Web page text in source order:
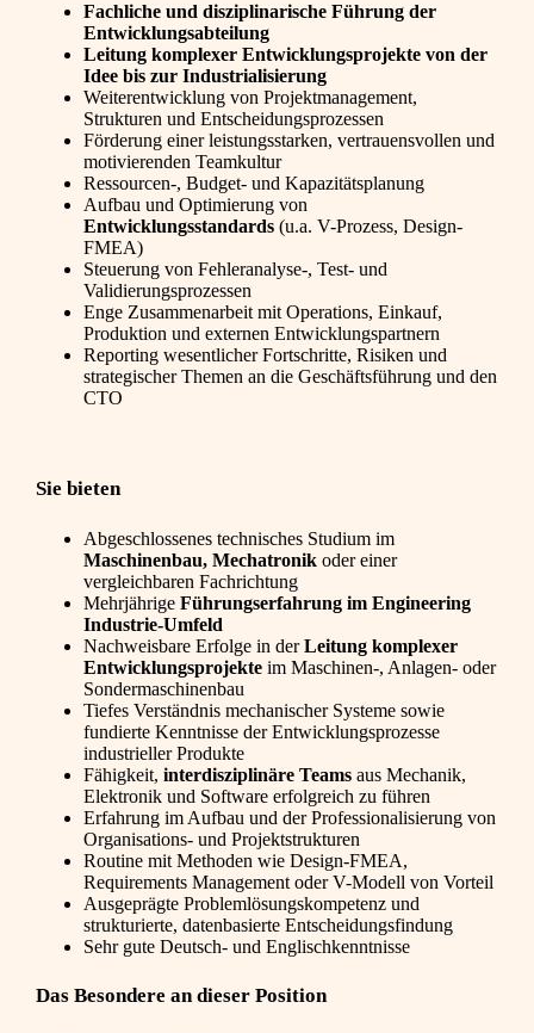
Fachliche und disziplinarische Führung der
Entwicklungsabteilung
Leitung komplexer Entwicklungsprojekte von der
Idee bis zur Industrialisierung
Weiterentwicklung von Projektmanagement,
Strukturen und Entscheidungsprozessen
Förderung einer leistungsstarken, vertrauensvollen und
motivierenden Teamkultur
Ressourcen-, Budget- und Kapazitätsplanung
Aufbau und Optimierung von
Entwicklungsstandards (u.a. V-Prozess, Design-
FMEA)
Steuerung von Fehleranalyse-, Test- und
Validierungsprozessen
Enge Zusammenarbeit mit Operations, Einkauf,
Produktion und externen Entwicklungspartnern
Reporting wesentlicher Fortschritte, Risiken und
strategischer Themen an die Geschäftsführung und den
CTO
Sie bieten
Abgeschlossenes technisches Studium im
Maschinenbau, Mechatronik oder einer
vergleichbaren Fachrichtung
Mehrjährige Führungserfahrung im Engineering
Industrie-Umfeld
Nachweisbare Erfolge in derLeitung komplexer
Entwicklungsprojekte im Maschinen-, Anlagen- oder
Sondermaschinenbau
Tiefes Verständnis mechanischer Systeme sowie
fundierte Kenntnisse der Entwicklungsprozesse
industrieller Produkte
Fähigkeit, interdisziplinäre Teams aus Mechanik,
Elektronik und Software erfolgreich zu führen
Erfahrung im Aufbau und der Professionalisierung von
Organisations- und Projektstrukturen
Routine mit Methoden wie Design-FMEA,
Requirements Management oder V-Modell von Vorteil
Ausgeprägte Problemlösungskompetenz und
strukturierte, datenbasierte Entscheidungsfindung
Sehr gute Deutsch- und Englischkenntnisse
Das Besondere an dieser Position